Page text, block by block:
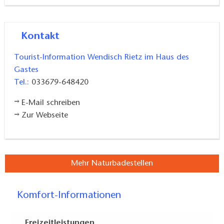
Kontakt
Tourist-Information Wendisch Rietz im Haus des
Gastes
Tel.: 033679-648420
E-Mail schreiben
Zur Webseite
Mehr Naturbadestellen
Komfort-Informationen